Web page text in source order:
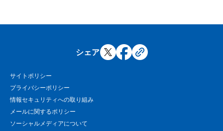
シェア
サイトポリシー
プライバシーポリシー
情報セキュリティへの取り組み
メールに関するポリシー
ソーシャルメディアについて